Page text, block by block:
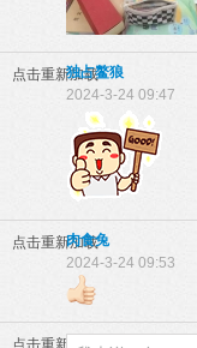
点击重新加载
独占鳌狼
2024-3-24 09:47
点击重新加载
肉食兔
2024-3-24 09:53
点击重新加载